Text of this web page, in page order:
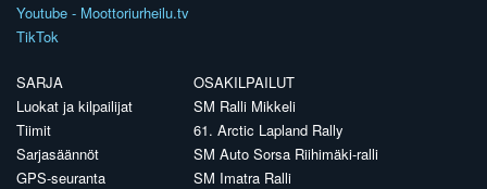
Youtube - Moottoriurheilu.tv
TikTok
SARJA
Luokat ja kilpailijat
Tiimit
Sarjasäännöt
GPS-seuranta
OSAKILPAILUT
SM Ralli Mikkeli
61. Arctic Lapland Rally
SM Auto Sorsa Riihimäki-ralli
SM Imatra Ralli